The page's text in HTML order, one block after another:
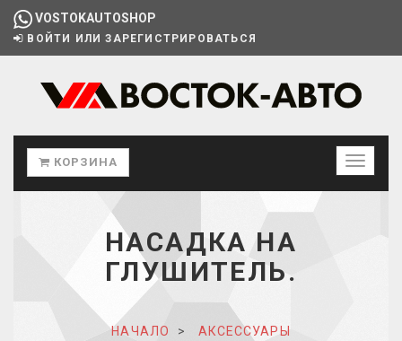
VOSTOKAUTOSHOP
ВОЙТИ ИЛИ ЗАРЕГИСТРИРОВАТЬСЯ
КОРЗИНА
НАСАДКА НА
ГЛУШИТЕЛЬ.
НАЧАЛО
АКСЕССУАРЫ